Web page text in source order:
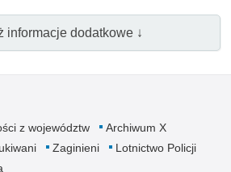
informacje dodatkowe ↓
z województw
Archiwum X
Zaginieni
Lotnictwo Policji